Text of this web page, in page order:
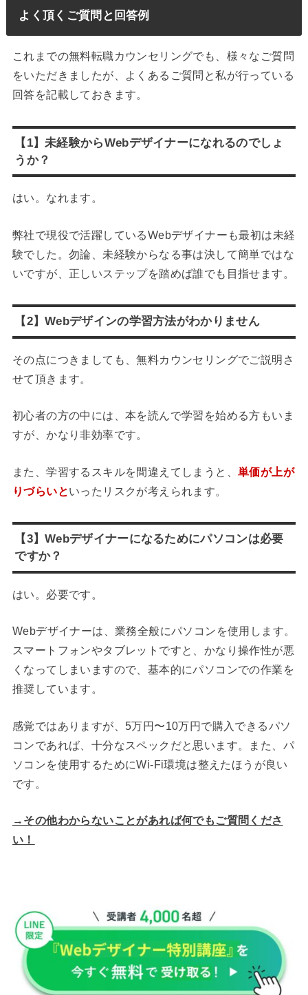
よく頂くご質問と回答例
これまでの無料転職カウンセリングでも、様々なご質問
をいただきましたが、よくあるご質問と私が行っている
回答を記載しておきます。
【1】未経験からWebデザイナーになれるのでしょ
うか？
はい。なれます。
弊社で現役で活躍しているWebデザイナーも最初は未経
験でした。勿論、未経験からなる事は決して簡単ではな
いですが、正しいステップを踏めば誰でも目指せます。
【2】Webデザインの学習方法がわかりません
その点につきましても、無料カウンセリングでご説明さ
せて頂きます。
初心者の方の中には、本を読んで学習を始める方もいま
すが、かなり非効率です。
また、学習するスキルを間違えてしまうと、 単価が上が
りづらいといったリスクが考えられます。
【3】Webデザイナーになるためにパソコンは必要
ですか？
はい。必要です。
Webデザイナーは、業務全般にパソコンを使用します。
スマートフォンやタブレットですと、かなり操作性が悪
くなってしまいますので、基本的にパソコンでの作業を
推奨しています。
感覚ではありますが、5万円〜10万円で購入できるパソ
コンであれば、十分なスペックだと思います。また、パ
ソコンを使用するためにWi-Fi環境は整えたほうが良い
です。
→その他わからないことがあれば何でもご質問くださ
い！